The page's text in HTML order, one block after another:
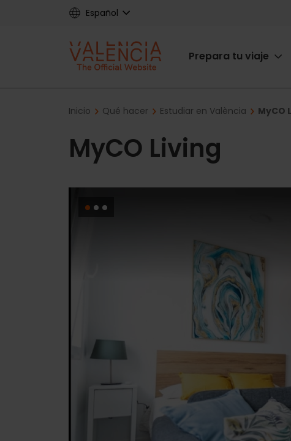
Español
Main
Prepara tu viaje
Breadcrumb
Inicio Qué hacer Estudiar en València MyCO
MyCO Living